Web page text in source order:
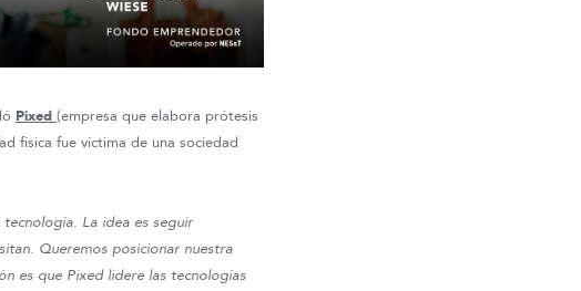
Pixed (empresa que elabora prótesis
física fue víctima de una sociedad
La idea es seguir
Queremos posicionar nuestra
es que Pixed lidere las tecnologías